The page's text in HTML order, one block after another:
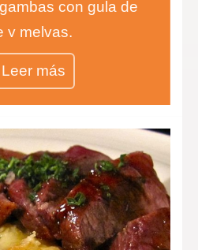
con gula de
y melvas.
salsa de queso
tomillo y risotto de
ceps.
en copa
Leer más